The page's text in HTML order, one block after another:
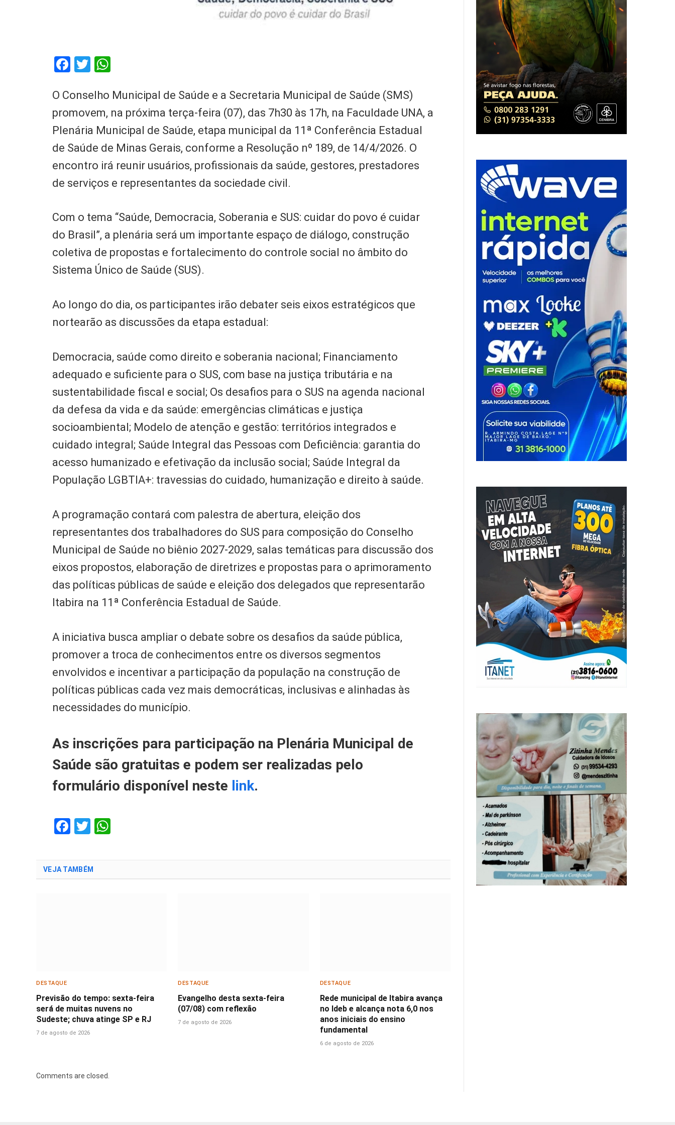
Facebook
Twitter
O Conselho Municipal de Saúde e a Secretaria Municipal de Saúde (SMS)
promovem, na próxima terça-feira (07), das 7h30 às 17h, na Faculdade UNA, a
Plenária Municipal de Saúde, etapa municipal da 11ª Conferência Estadual
de Saúde de Minas Gerais, conforme a Resolução nº 189, de 14/4/2026. O
encontro irá reunir usuários, profissionais da saúde, gestores, prestadores
de serviços e representantes da sociedade civil.
Com o tema “Saúde, Democracia, Soberania e SUS: cuidar do povo é cuidar
do Brasil”, a plenária será um importante espaço de diálogo, construção
coletiva de propostas e fortalecimento do controle social no âmbito do
Sistema Único de Saúde (SUS).
Ao longo do dia, os participantes irão debater seis eixos estratégicos que
nortearão as discussões da etapa estadual:
Democracia, saúde como direito e soberania nacional; Financiamento
adequado e suficiente para o SUS, com base na justiça tributária e na
sustentabilidade fiscal e social; Os desafios para o SUS na agenda nacional
da defesa da vida e da saúde: emergências climáticas e justiça
socioambiental; Modelo de atenção e gestão: territórios integrados e
cuidado integral; Saúde Integral das Pessoas com Deficiência: garantia do
acesso humanizado e efetivação da inclusão social; Saúde Integral da
População LGBTIA+: travessias do cuidado, humanização e direito à saúde.
A programação contará com palestra de abertura, eleição dos
representantes dos trabalhadores do SUS para composição do Conselho
Municipal de Saúde no biênio 2027-2029, salas temáticas para discussão dos
eixos propostos, elaboração de diretrizes e propostas para o aprimoramento
das políticas públicas de saúde e eleição dos delegados que representarão
Itabira na 11ª Conferência Estadual de Saúde.
A iniciativa busca ampliar o debate sobre os desafios da saúde pública,
promover a troca de conhecimentos entre os diversos segmentos
envolvidos e incentivar a participação da população na construção de
políticas públicas cada vez mais democráticas, inclusivas e alinhadas às
necessidades do município.
As inscrições para participação na Plenária Municipal de
Saúde são gratuitas e podem ser realizadas pelo
formulário disponível neste link.
Facebook
Twitter
VEJA TAMBÉM
DESTAQUE
Previsão do tempo: sexta-feira
será de muitas nuvens no
Sudeste; chuva atinge SP e RJ
7 de agosto de 2026
DESTAQUE
Evangelho desta sexta-feira
(07/08) com reflexão
7 de agosto de 2026
DESTAQUE
Rede municipal de Itabira avança
no Ideb e alcança nota 6,0 nos
anos iniciais do ensino
fundamental
6 de agosto de 2026
Comments are closed.